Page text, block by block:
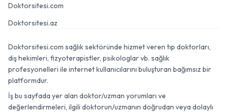
Doktorsitesi.com
Doktorsitesi.az
Doktorsitesi.com sağlık sektöründe hizmet veren tıp doktorları,
diş hekimleri, fizyoterapistler, psikologlar vb. sağlık
profesyonelleri ile internet kullanıcılarını buluşturan bağımsız bir
platformdur.
İş bu sayfada yer alan doktor/uzman yorumları ve
değerlendirmeleri, ilgili doktorun/uzmanın doğrudan veya dolaylı